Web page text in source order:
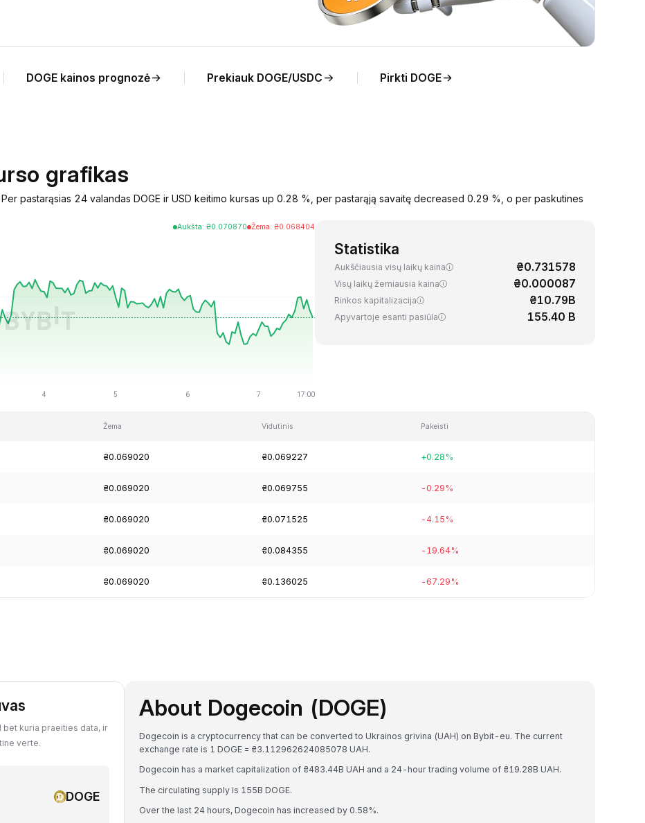
DOGE kainos prognozė Prekiauk DOGE/USDC Pirkti DOGE
grafikas
pastarąsias 24 valandas DOGE ir USD keitimo kursas up 0.28 %, per pastarąją savaitę decreased 0.29 %, o per paskutines
Aukšta: ₴0.070870 Žema: ₴0.068404
Statistika
Aukščiausia visų laikų kaina ₴0.731578
Visų laikų žemiausia kaina ₴0.000087
Rinkos kapitalizacija ₴10.79B
Apyvartoje esanti pasiūla 155.40 B
Žema Vidutinis Pakeisti
₴0.069020 ₴0.069227 +0.28%
₴0.069020 ₴0.069755 -0.29%
₴0.069020 ₴0.071525 -4.15%
₴0.069020 ₴0.084355 -19.64%
₴0.069020 ₴0.136025 -67.29%
bet kuria praeities data, ir
verte.
DOGE
About Dogecoin (DOGE)
Dogecoin is a cryptocurrency that can be converted to Ukrainos grivina (UAH) on Bybit-eu. The current
exchange rate is 1 DOGE = ₴3.112962624085078 UAH.
Dogecoin has a market capitalization of ₴483.44B UAH and a 24-hour trading volume of ₴19.28B UAH.
The circulating supply is 155B DOGE.
Over the last 24 hours, Dogecoin has increased by 0.58%.